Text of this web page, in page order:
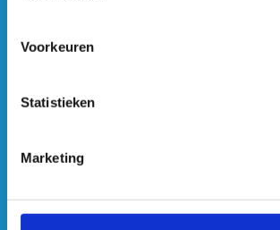
Voorkeuren
Statistieken
Marketing
Categorieën
Lincoln Centrale Smering
Lincoln Olie & Vetapparatuur